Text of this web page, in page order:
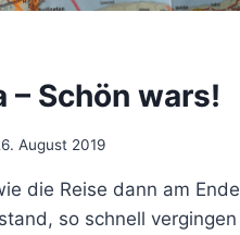
– Schön wars!
August 2019
die Reise dann am Ende
so schnell vergingen